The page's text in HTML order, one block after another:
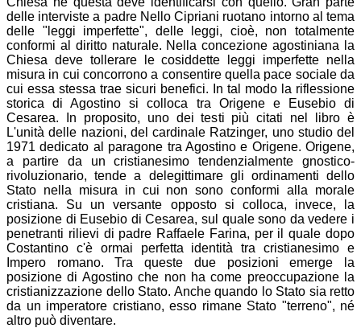
delle interviste a padre Nello Cipriani ruotano intorno al tema
delle "leggi imperfette", delle leggi, cioè, non totalmente
conformi al diritto naturale. Nella concezione agostiniana la
Chiesa deve tollerare le cosiddette leggi imperfette nella
misura in cui concorrono a consentire quella pace sociale da
cui essa stessa trae sicuri benefici. In tal modo la riflessione
storica di Agostino si colloca tra Origene e Eusebio di
Cesarea. In proposito, uno dei testi più citati nel libro è
L'unità delle nazioni, del cardinale Ratzinger, uno studio del
1971 dedicato al paragone tra Agostino e Origene. Origene,
a partire da un cristianesimo tendenzialmente gnostico-
rivoluzionario, tende a delegittimare gli ordinamenti dello
Stato nella misura in cui non sono conformi alla morale
cristiana. Su un versante opposto si colloca, invece, la
posizione di Eusebio di Cesarea, sul quale sono da vedere i
penetranti rilievi di padre Raffaele Farina, per il quale dopo
Costantino c'è ormai perfetta identità tra cristianesimo e
Impero romano. Tra queste due posizioni emerge la
posizione di Agostino che non ha come preoccupazione la
cristianizzazione dello Stato. Anche quando lo Stato sia retto
da un imperatore cristiano, esso rimane Stato "terreno", né
altro può diventare.